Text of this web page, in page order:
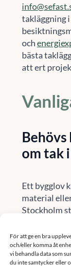
För att ge en bra
och/eller komma åt
vi behandla data som
du inte samtycker eller
takläggning
och
bästa
att ert
om tak
Ett bygglov
material
Stockholm
Vi är
Besök vår